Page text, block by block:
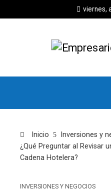
viernes,
Inicio
Inversiones y
¿Qué Preguntar al Revisar
Cadena Hotelera?
INVERSIONES Y NEGOCIOS